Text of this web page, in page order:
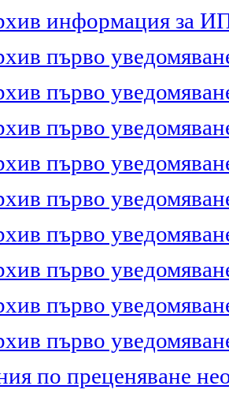
информация за
първо
първо
първо
първо
първо
първо
първо
първо
първо
по преценяване